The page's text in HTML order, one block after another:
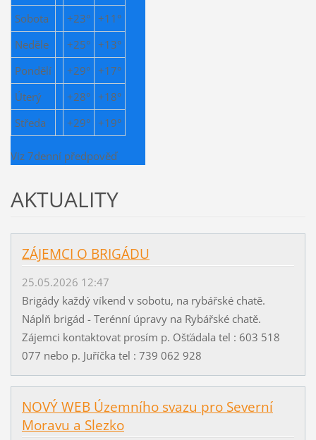
Sobota
+23° +11°
Neděle
+25° +13°
Pondělí
+29° +17°
Úterý
+28° +18°
Středa
+29° +19°
Viz 7denní předpověď
AKTUALITY
ZÁJEMCI O BRIGÁDU
25.05.2026 12:47
Brigády každý víkend v sobotu, na rybářské chatě.
Náplň brigád - Terénní úpravy na Rybářské chatě.
Zájemci kontaktovat prosím p. Ošťádala tel : 603 518
077 nebo p. Juříčka tel : 739 062 928
NOVÝ WEB Územního svazu pro Severní
Moravu a Slezko